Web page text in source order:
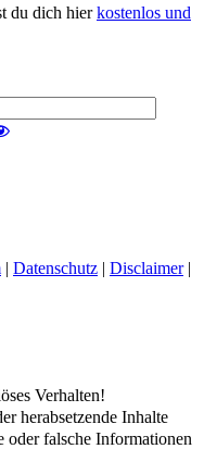
du dich hierkostenlos und
| Datenschutz | Disclaimer|
Verhalten!
herabsetzende Inhalte
oder falsche Informationen